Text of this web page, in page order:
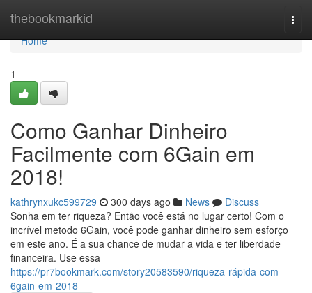
thebookmarkid
Home
Home
1
Como Ganhar Dinheiro
Facilmente com 6Gain em
2018!
kathrynxukc599729 300 days ago News
Discuss
Sonha em ter riqueza? Então você está no lugar certo! Com o
incrível metodo 6Gain, você pode ganhar dinheiro sem esforço
em este ano. É a sua chance de mudar a vida e ter liberdade
financeira. Use essa
https://pr7bookmark.com/story20583590/riqueza-rápida-com-
6gain-em-2018